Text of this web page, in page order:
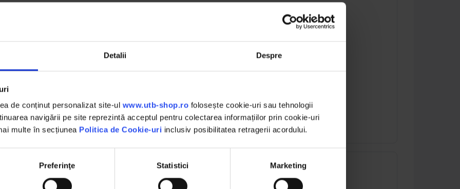
Detalii Despre
de conținut personalizat site-ul www.utb-shop.ro folosește cookie-uri sau tehnologii
navigării pe site reprezintă acceptul pentru colectarea informațiilor prin cookie-uri
multe în secțiunea Politica de Cookie-uri inclusiv posibilitatea retragerii acordului.
Preferinţe Statistici Marketing